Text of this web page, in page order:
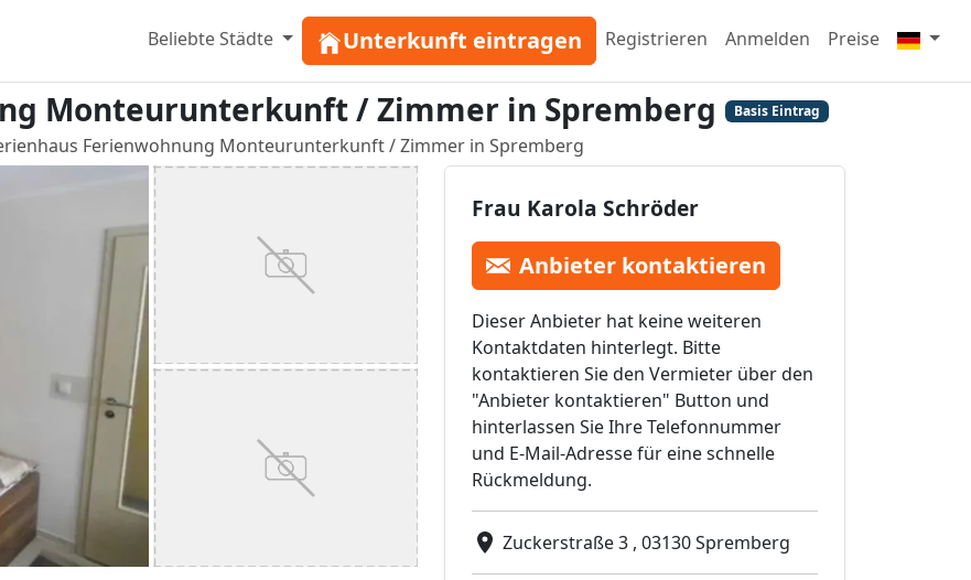
Beliebte Städte Unterkunft eintragen Registrieren Anmelden Preise
Monteurunterkunft / Zimmer in Spremberg Basis Eintrag
Ferienwohnung Monteurunterkunft / Zimmer in Spremberg
Frau Karola Schröder
Anbieter kontaktieren
Dieser Anbieter hat keine weiteren
Kontaktdaten hinterlegt. Bitte
kontaktieren Sie den Vermieter über den
"Anbieter kontaktieren" Button und
hinterlassen Sie Ihre Telefonnummer
und E-Mail-Adresse für eine schnelle
Rückmeldung.
Zuckerstraße 3 , 03130 Spremberg